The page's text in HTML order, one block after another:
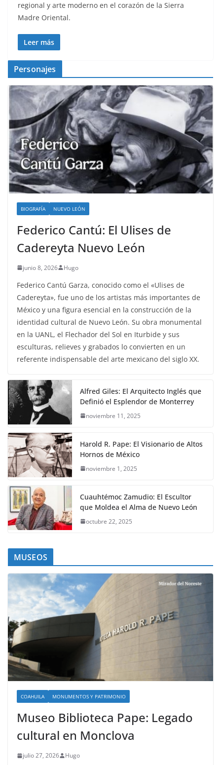
regional y arte moderno en el corazón de la Sierra
Madre Oriental.
Leer más
Personajes
BIOGRAFÍA NUEVO LEÓN
Federico Cantú: El Ulises de
Cadereyta Nuevo León
junio 8, 2026 Hugo
Federico Cantú Garza, conocido como el «Ulises de
Cadereyta», fue uno de los artistas más importantes de
México y una figura esencial en la construcción de la
identidad cultural de Nuevo León. Su obra monumental
en la UANL, el Flechador del Sol en Iturbide y sus
esculturas, relieves y grabados lo convierten en un
referente indispensable del arte mexicano del siglo XX.
Alfred Giles: El Arquitecto Inglés que
Definió el Esplendor de Monterrey
noviembre 11, 2025
Harold R. Pape: El Visionario de Altos
Hornos de México
noviembre 1, 2025
Cuauhtémoc Zamudio: El Escultor
que Moldea el Alma de Nuevo León
octubre 22, 2025
MUSEOS
COAHUILA MONUMENTOS Y PATRIMONIO
Museo Biblioteca Pape: Legado
cultural en Monclova
julio 27, 2026 Hugo